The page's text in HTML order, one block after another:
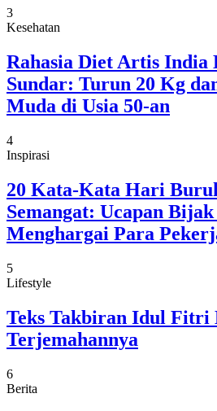
3
Kesehatan
Rahasia Diet Artis India
Sundar: Turun 20 Kg
Muda di Usia 50-an
4
Inspirasi
20 Kata-Kata Hari
Semangat: Ucapan
Menghargai Para
5
Lifestyle
Teks Takbiran Idul Fitri
Terjemahannya
6
Berita